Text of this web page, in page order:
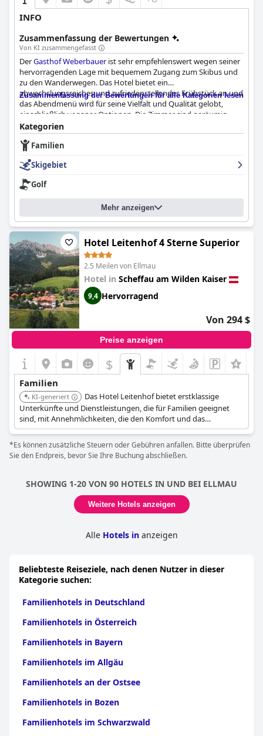
INFO
Zusammenfassung der Bewertungen
Von KI zusammengefasst
DerGasthof Weberbauerist sehr empfehlenswert wegen seiner
hervorragenden Lage mit bequemem Zugang zum Skibus und
zu den Wanderwegen. Das Hotel bietet ein
abwechslungsreiches und zufriedenstellendes Frühstück an und
das Abendmenü wird für seine Vielfalt und Qualität gelobt,
einschließlich veganer Optionen. Die Zimmer sind geräumig,
modern und gepflegt und bieten einen schönen Blick von den
Balkonen auf den Wilden Kaiser. Die Gäste des Gasthofs
Weberbauer sind außerdem beeindruckt von der
Aufmerksamkeit und der freundlichen Gastfreundschaft des
Personals, das eine familiäre Atmosphäre schafft. Die Sauberkeit
des Hotels trägt zur Attraktivität seiner komfortablen
Ausstattung bei, während der größte Nachteil das begrenzte
Wi-Fi ist. Insgesamt ist ein Aufenthalt imGasthof Weberbauer
sehr empfehlenswert, denn die außergewöhnliche Lage, das
ausgezeichnete Essen und der Service machen ihn zum
perfekten Ausgangspunkt für die Erkundung der Tiroler Berge.
Zusammenfassung der Bewertungen für alle Kategorien lesen
Kategorien
Familien
Skigebiet
Golf
Mehr anzeigen
Hotel Leitenhof 4 Sterne Superior
2.5 Meilen von Ellmau
Hotel in Scheffau am Wilden Kaiser
9,4 Hervorragend
Von 294 $
Preise anzeigen
$
Familien
KI-generiert
Das Hotel Leitenhof bietet erstklassige
Unterkünfte und Dienstleistungen, die für Familien geeignet
sind, mit Annehmlichkeiten, die den Komfort und das
Vergnügen von Erwachsenen und Kindern gleichermaßen
steigern sollen. Seine Lage in Scheffau am Wilden Kaiser bietet
Zugang zu familienfreundlichen Attraktionen und Outdoor-
Aktivitäten.
*Es können zusätzliche Steuern oder Gebühren anfallen. Bitte überprüfen
Sie den Endpreis, bevor Sie Ihre Buchung abschließen.
SHOWING 1-20 VON 90 HOTELS IN UND BEI ELLMAU
Weitere Hotels anzeigen
Alle Hotels in anzeigen
Beliebteste Reiseziele, nach denen Nutzer in dieser
Kategorie suchen:
Familienhotels in Deutschland
Familienhotels in Österreich
Familienhotels in Bayern
Familienhotels im Allgäu
Familienhotels an der Ostsee
Familienhotels in Bozen
Familienhotels im Schwarzwald